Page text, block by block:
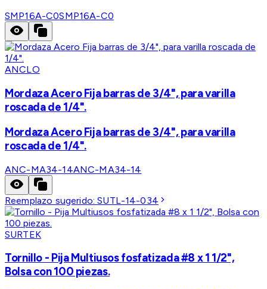
SMP16A-C0SMP16A-C0
ANCLO
Mordaza Acero Fija barras de 3/4", para varilla
roscada de 1/4".
Mordaza Acero Fija barras de 3/4", para varilla
roscada de 1/4".
ANC-MA34-14ANC-MA34-14
Reemplazo sugerido:SUTL-14-034
SURTEK
Tornillo - Pija Multiusos fosfatizada #8 x 1 1/2",
Bolsa con 100 piezas.